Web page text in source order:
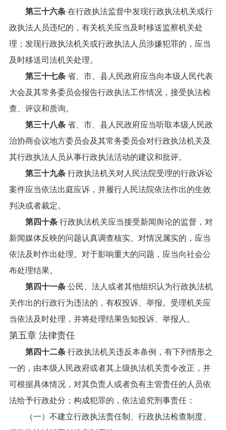
第三十六条 在行政执法监督中发现行政执法机关或行
政执法人员违纪的，有关机关应当及时移送监察机关处
理；发现行政执法机关或行政执法人员涉嫌犯罪的，应当
及时移送司法机关处理。
第三十七条 省、市、县人民政府应当向本级人民代表
大会及其常务委员会报告行政执法工作情况，接受执法检
查、评议和质询。
第三十八条 省、市、县人民政府应当听取本级人民政
治协商会议地方委员会及其常务委员会对行政执法机关及
其行政执法人员从事行政执法活动的建议和批评。
第三十九条 行政执法机关对人民法院受理的行政诉讼
案件应当依法出庭应诉，并履行人民法院依法作出的生效
判决或者裁定。
第四十条 行政执法机关应当接受新闻舆论的监督，对
新闻媒体反映的问题认真调查核实。对情况属实的，应当
依法及时作出处理。对于影响重大的问题，应当向社会公
布处理结果。
第四十一条 公民、法人或者其他组织认为行政执法机
关作出的行政行为违法的，有权投诉、举报。受理机关应
当依法及时处理，并将处理结果告知投诉、举报人。
第五章 法律责任
第四十二条 行政执法机关违反本条例，有下列情形之
一的，由本级人民政府或者其上级执法机关责令改正，并
可根据具体情况，对其负责人或者负有主管责任的人员依
法给予行政处分；构成犯罪的，依法追究刑事责任：
（一）不建立行政执法责任制、行政执法检查制度、